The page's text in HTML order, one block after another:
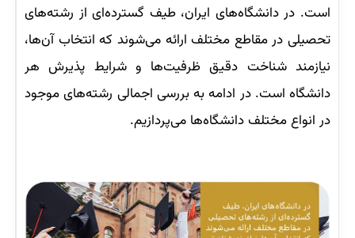
است. در دانشگاه‌های ایران، طیف گسترده‌ای از رشته‌های
تحصیلی در مقاطع مختلف ارائه می‌شوند که انتخاب آن‌ها،
نیازمند شناخت دقیق ظرفیت‌ها و شرایط پذیرش هر
دانشگاه است. در ادامه به بررسی اجمالی رشته‌های موجود
در انواع مختلف دانشگاه‌‌ها می‌پردازیم.